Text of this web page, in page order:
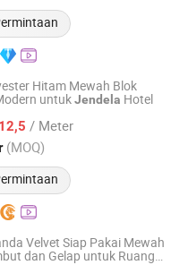
Hitam Mewah Blok
untukJendela Hotel
/ Meter
(MOQ)
Harga mulai 2020
Velvet Siap Pakai Mewah
dan Gelap untuk Ruang